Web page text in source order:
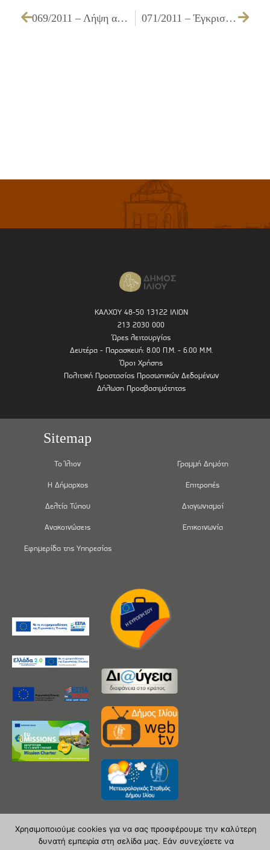
069/2011 – Λήψη απόφασης για κατ’ εξαίρεση άδεια οδήγησης του ΚΗΟ 4979 επιβατικού οχήματος 071/2011 – Έγκριση της Εισηγητικής Έκθεσης και του Προϋπολογισμού του Δήμου Ιλίου για το έτος 2011, σύμφωνα με το άρθρο 266 του Ν. 3852/2010
ΚΑΛΧΟΥ 48-50 13122 ΙΛΙΟΝ
213 2030 000
Ώρες λειτουργίας
Δευτέρα - Παρασκευή: 8.00 Π.Μ. - 6.00 Μ.Μ.
Όροι Χρήσης
Πολιτική Προστασίας Προσωπικών Δεδομένων
Δήλωση Προσβασιμότητας
Sitemap
Το Ίλιον
Η Δήμαρχος
Δελτία Τύπου
Ανακοινώσεις
Εφημερίδα της Υπηρεσίας
Γραμμή Δημότη
Επιτροπές
Διαγωνισμοί
Επικοινωνία
Χρησιμοποιούμε cookies για να σας προσφέρουμε την καλύτερη
δυνατή εμπειρία στη σελίδα μας. Εάν συνεχίσετε να